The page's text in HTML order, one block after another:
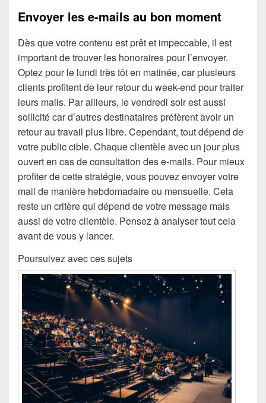
Envoyer les e-mails au bon moment
Dès que votre contenu est prêt et impeccable, il est
important de trouver les honoraires pour l’envoyer.
Optez pour le lundi très tôt en matinée, car plusieurs
clients profitent de leur retour du week-end pour traiter
leurs mails. Par ailleurs, le vendredi soir est aussi
sollicité car d’autres destinataires préfèrent avoir un
retour au travail plus libre. Cependant, tout dépend de
votre public cible. Chaque clientèle avec un jour plus
ouvert en cas de consultation des e-mails. Pour mieux
profiter de cette stratégie, vous pouvez envoyer votre
mail de manière hebdomadaire ou mensuelle. Cela
reste un critère qui dépend de votre message mais
aussi de votre clientèle. Pensez à analyser tout cela
avant de vous y lancer.
Poursuivez avec ces sujets